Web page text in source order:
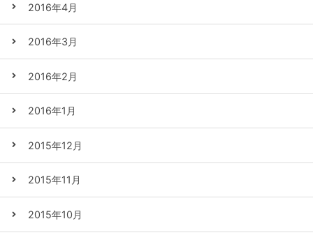
2016年4月
2016年3月
2016年2月
2016年1月
2015年12月
2015年11月
2015年10月